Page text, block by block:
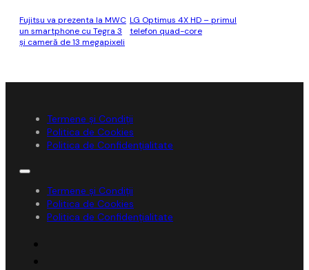
Fujitsu va prezenta la MWC
un smartphone cu Tegra 3
şi cameră de 13 megapixeli
LG Optimus 4X HD – primul
telefon quad-core
Termene și Condiții
Politica de Cookies
Politica de Confidențialitate
Termene și Condiții
Politica de Cookies
Politica de Confidențialitate